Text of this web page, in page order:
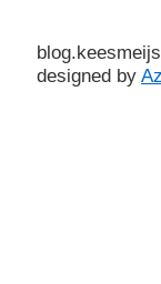
designed by